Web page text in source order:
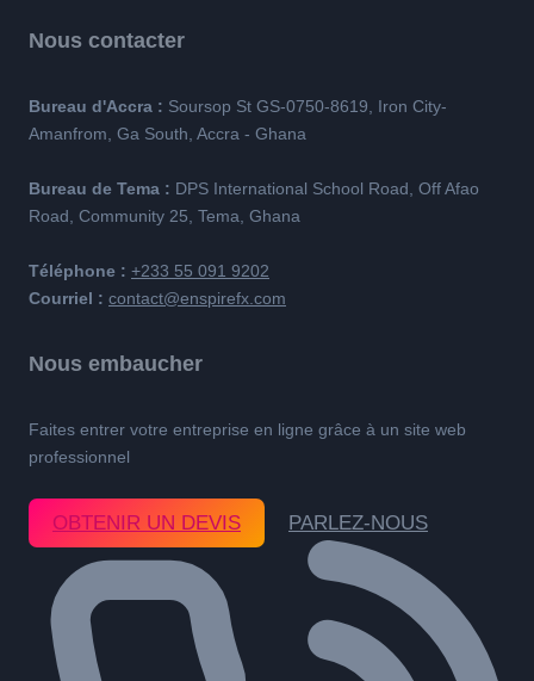
Nous contacter
Bureau d'Accra : Soursop St GS-0750-8619, Iron City-
Amanfrom, Ga South, Accra - Ghana
Bureau de Tema : DPS International School Road, Off Afao
Road, Community 25, Tema, Ghana
Téléphone : +233 55 091 9202
Courriel : contact@enspirefx.com
Nous embaucher
Faites entrer votre entreprise en ligne grâce à un site web
professionnel
OBTENIR UN DEVIS PARLEZ-NOUS